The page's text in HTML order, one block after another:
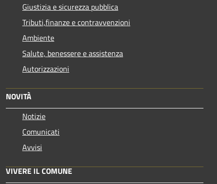
Giustizia e sicurezza pubblica
Tributi,finanze e contravvenzioni
Ambiente
Salute, benessere e assistenza
Autorizzazioni
NOVITÀ
Notizie
Comunicati
Avvisi
VIVERE IL COMUNE